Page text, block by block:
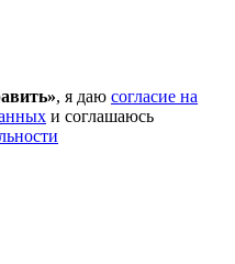
, я даю согласие на
и соглашаюсь